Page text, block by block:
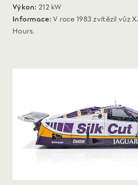
Výkon: 212 kW
Informace:V roce 1983 zvítězil vůz
Hours.